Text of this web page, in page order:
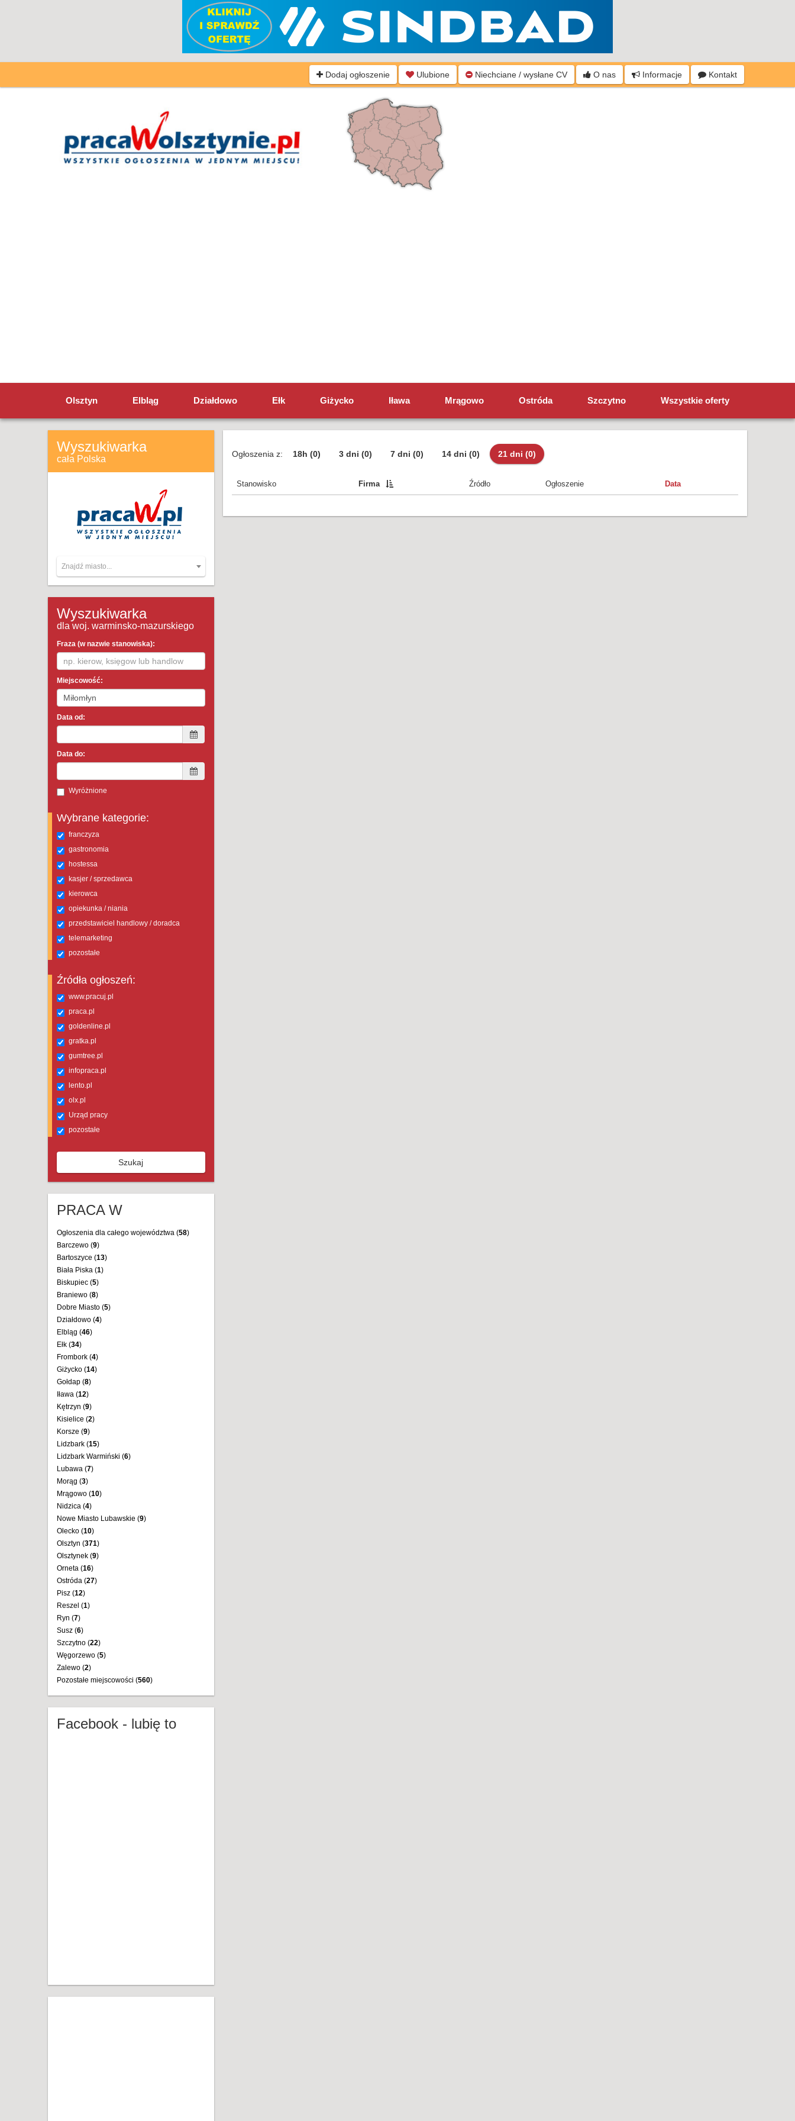
Dodaj ogłoszenie Ulubione Niechciane / wysłane CV O nas Informacje Kontakt
Olsztyn Elbląg Działdowo Ełk Giżycko Iława Mrągowo Ostróda Szczytno Wszystkie oferty
Wyszukiwarka
cała Polska
Znajdź miasto...
Wyszukiwarka
dla woj. warminsko-mazurskiego
Fraza (w nazwie stanowiska):
Miejscowość:
Data od:
Data do:
Wyróżnione
Wybrane kategorie:
franczyza
gastronomia
hostessa
kasjer / sprzedawca
kierowca
opiekunka / niania
przedstawiciel handlowy / doradca
telemarketing
pozostałe
Źródła ogłoszeń:
www.pracuj.pl
praca.pl
goldenline.pl
gratka.pl
gumtree.pl
infopraca.pl
lento.pl
olx.pl
Urząd pracy
pozostałe
Szukaj
PRACA W
Ogłoszenia dla całego województwa (58)
Barczewo (9)
Bartoszyce (13)
Biała Piska (1)
Biskupiec (5)
Braniewo (8)
Dobre Miasto (5)
Działdowo (4)
Elbląg (46)
Ełk (34)
Frombork (4)
Giżycko (14)
Gołdap (8)
Iława (12)
Kętrzyn (9)
Kisielice (2)
Korsze (9)
Lidzbark (15)
Lidzbark Warmiński (6)
Lubawa (7)
Morąg (3)
Mrągowo (10)
Nidzica (4)
Nowe Miasto Lubawskie (9)
Olecko (10)
Olsztyn (371)
Olsztynek (9)
Orneta (16)
Ostróda (27)
Pisz (12)
Reszel (1)
Ryn (7)
Susz (6)
Szczytno (22)
Węgorzewo (5)
Zalewo (2)
Pozostałe miejscowości (560)
Facebook - lubię to
Ogłoszenia z: 18h (0) 3 dni (0) 7 dni (0) 14 dni (0) 21 dni (0)
Stanowisko Firma Źródło Ogłoszenie Data